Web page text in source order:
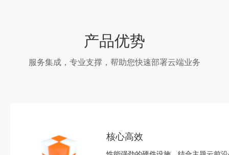
产品优势
服务集成，专业支撑，帮助您快速部署云端业务
核心高效